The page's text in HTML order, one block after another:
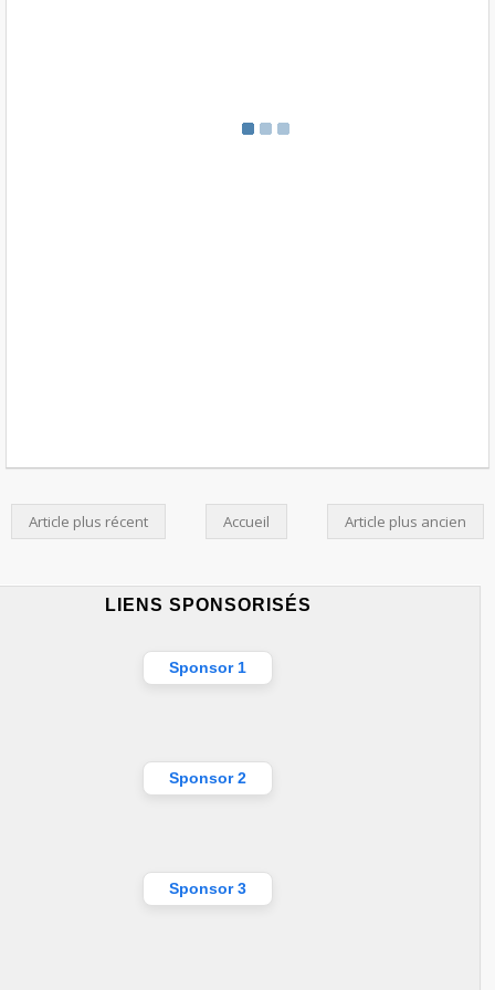
Article plus récent Article plus ancien
Accueil
LIENS SPONSORISÉS
Sponsor 1
Sponsor 2
Sponsor 3